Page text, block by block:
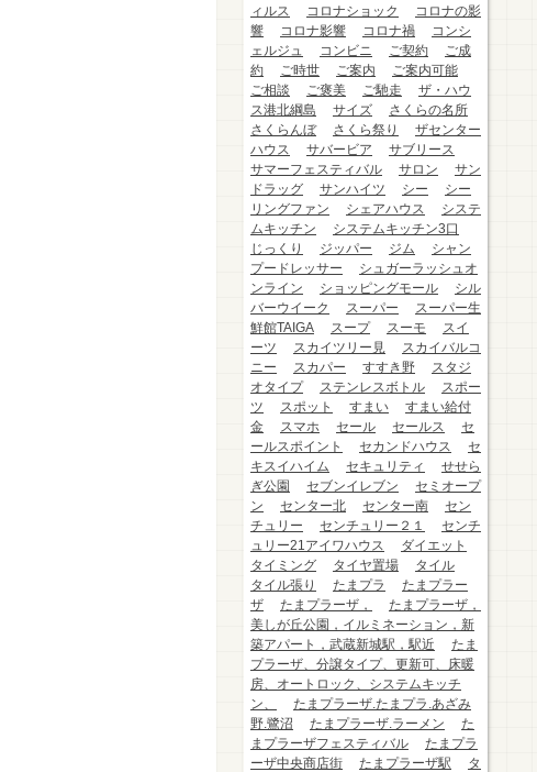
ィルス
コロナショック
コロナの影
響
コロナ影響 コロナ禍
コンシ
ェルジュ
コンビニ ご契約
ご成
約
ご時世 ご案内
ご案内可能
ご相談
ご褒美 ご馳走
ザ・ハウ
ス港北綱島
サイズ
さくらの名所
さくらんぼ
さくら祭り
ザセンター
ハウス
サバービア
サブリース
サマーフェスティバル
サロン
サン
ドラッグ
サンハイツ シー
シー
リングファン
シェアハウス
システ
ムキッチン
システムキッチン3口
じっくり
ジッパー ジム
シャン
プードレッサー
シュガーラッシュオ
ンライン
ショッピングモール
シル
バーウイーク
スーパー
スーパー生
鮮館TAIGA
スープ スーモ
スイ
ーツ
スカイツリー見
スカイバルコ
ニー
スカパー すすき野
スタジ
オタイプ
ステンレスボトル
スポー
ツ
スポット すまい
すまい給付
金
スマホ セール セールス
セ
ールスポイント
セカンドハウス
セ
キスイハイム
セキュリティ
せせら
ぎ公園
セブンイレブン
セミオープ
ン
センター北 センター南
セン
チュリー
センチュリー２１
センチ
ュリー21アイワハウス
ダイエット
タイミング
タイヤ置場
タイル
タイル張り
たまプラ
たまプラー
ザ
たまプラーザ，
たまプラーザ，
美しが丘公園，イルミネーション，新
築アパート，武蔵新城駅，駅近
たま
プラーザ、分譲タイプ、更新可、床暖
房、オートロック、システムキッチ
ン、
たまプラーザ.たまプラ.あざみ
野.鷺沼
たまプラーザ.ラーメン
た
まプラーザフェスティバル
たまプラ
ーザ中央商店街
たまプラーザ駅
タ